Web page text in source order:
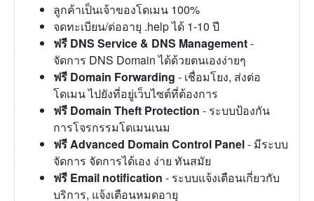
ลูกค้าเป็นเจ้าของโดเมน 100%
จดทะเบียน/ต่ออายุ .help ได้ 1-10 ปี
ฟรี DNS Service & DNS Management-
จัดการ DNS Domain ได้ด้วยตนเองง่ายๆ
ฟรี Domain Forwarding - เชื่อมโยง, ส่งต่อ
โดเมน ไปยังที่อยู่เว็บไซต์ที่ต้องการ
ฟรี Domain Theft Protection - ระบบป้องกัน
การโจรกรรมโดเมนเนม
ฟรี Advanced Domain Control Panel- มีระบบ
จัดการ จัดการได้เอง ง่าย ทันสมัย
ฟรี Email notification - ระบบแจ้งเตือนเกี่ยวกับ
บริการ, แจ้งเตือนหมดอายุ